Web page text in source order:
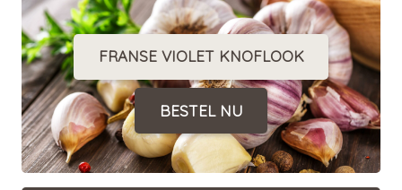
FRANSE VIOLET KNOFLOOK
BESTEL NU